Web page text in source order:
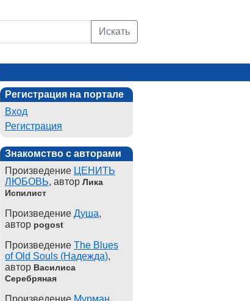
Искать
Регистрация на портале
Вход
Регистрация
Знакомство с авторами
Произведение ЦЕНИТЬ
ЛЮБОВЬ, автор Лика
Испилист
Произведение Душа,
автор pogost
Произведение The Blues
of Old Souls (Надежда),
автор Василиса
Серебряная
Произведение Мурман,